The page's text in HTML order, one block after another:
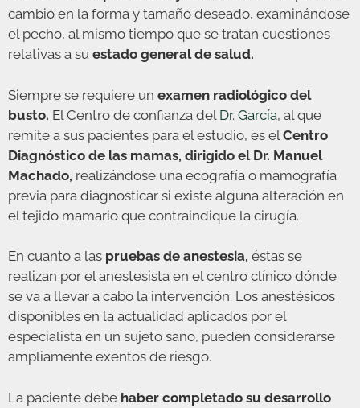
cambio en la forma y tamaño deseado, examinándose
el pecho, al mismo tiempo que se tratan cuestiones
relativas a su estado general de salud.
Siempre se requiere un examen radiológico del
busto. El Centro de confianza del Dr. García, al que
remite a sus pacientes para el estudio, es el Centro
Diagnóstico de las mamas, dirigido el Dr. Manuel
Machado, realizándose una ecografía o mamografía
previa para diagnosticar si existe alguna alteración en
el tejido mamario que contraindique la cirugía.
En cuanto a las pruebas de anestesia, éstas se
realizan por el anestesista en el centro clínico dónde
se va a llevar a cabo la intervención. Los anestésicos
disponibles en la actualidad aplicados por el
especialista en un sujeto sano, pueden considerarse
ampliamente exentos de riesgo.
La paciente debe haber completado su desarrollo